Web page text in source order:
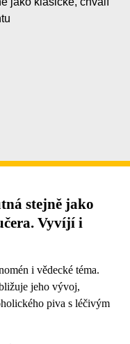
stejně jako
Vyvíjí i
i vědecké téma.
jeho vývoj,
piva s léčivým